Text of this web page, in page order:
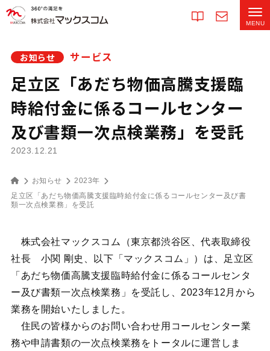
お知らせ サービス
足立区「あだち物価高騰支援臨
時給付金に係るコールセンター
及び書類一次点検業務」を受託
2023.12.21
お知らせ
2023年
足立区「あだち物価高騰支援臨時給付金に係るコールセンター及び書
類一次点検業務」を受託
株式会社マックスコム（東京都渋谷区、代表取締役
社長 小関 剛史、以下「マックスコム」）は、足立区
「あだち物価高騰支援臨時給付金に係るコールセンタ
ー及び書類一次点検業務」を受託し、2023年12月から
業務を開始いたしました。
住民の皆様からのお問い合わせ用コールセンター業
務や申請書類の一次点検業務をトータルに運営しま